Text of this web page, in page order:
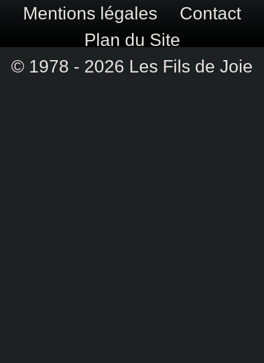
Mentions légales
Contact
Plan du Site
© 1978 - 2026 Les Fils de Joie